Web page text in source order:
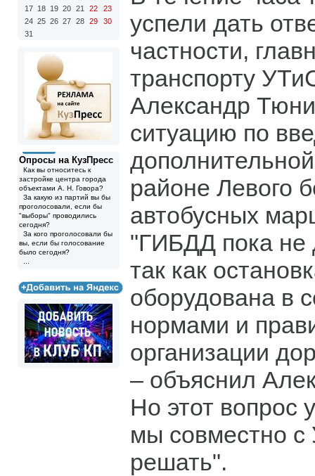
17 18 19 20 21 22
23
24 25 26 27 28 29
30
31
Опросы на КузПресс
Как вы относитесь к
застройке центра города
объектами А. Н. Говора?
За какую из партий вы бы
проголосовали, если бы
"выборы" проводились
сегодня?
За кого проголосовали бы
вы, если бы голосование
было сегодня?
успели дать
частности,
транспорту
Александр
ситуацию по
районе Левого
автобусных
"ГИБДД пока не
так как
оборудована в
нормами и
организации
– объяснил
Но этот вопрос
мы совместно с
решать".